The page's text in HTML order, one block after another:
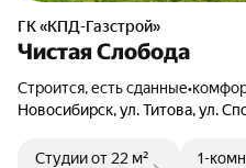
ГК «КПД-Газстрой»
Чистая Слобода
Строится, есть сданные•
Новосибирск, ул. Титова, ул.
Студииот 22 м²
1-